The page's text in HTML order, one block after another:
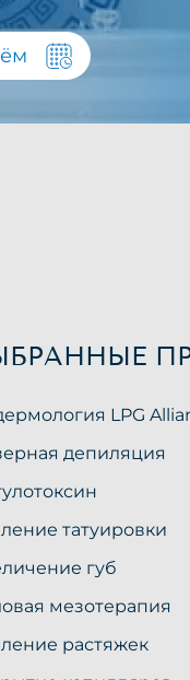
LPG
депиляция
татуировки
губ
мезотерапия
растяжек